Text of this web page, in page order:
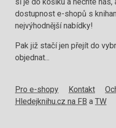
dostupnost e-shopů s
nejvýhodnější nabídky!
Pak již stačí jen přejít do
objednat...
Pro e-shopy Kontakt
Hledejknihu.cz na FB a TW